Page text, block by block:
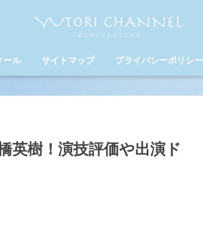
ール サイトマップ プライバシーポリシー
英樹！演技評価や出演ド